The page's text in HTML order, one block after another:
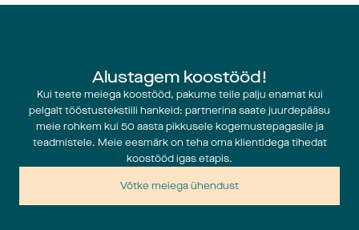
2003: Rutger Bornefalk saab tegevjuhiks
Uus ajajärk Jobis algas Rutgeri poolt alustatud grupi
laienemistöödega. See oli grupi laienemise verstapost, mis on
sellest ajast alates tõestust leidnud.
2004: Rühma laienemise algus
55–60 miljonit Rootsi krooni käivet; otsus kasvada – uueks
eesmärgiks on seatud 300 miljoni Rootsi krooni suurune käive.
Alustagem koostööd!
Kui teete meiega koostööd, pakume teile palju enamat kui
pelgalt tööstustekstiili hankeid: partnerina saate juurdepääsu
meie rohkem kui 50 aasta pikkusele kogemustepagasile ja
teadmistele. Meie eesmärk on teha oma klientidega tihedat
koostööd igas etapis.
Võtke meiega ühendust